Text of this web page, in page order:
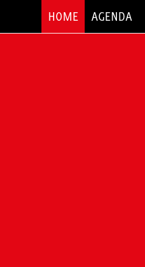
HOME AGENDA